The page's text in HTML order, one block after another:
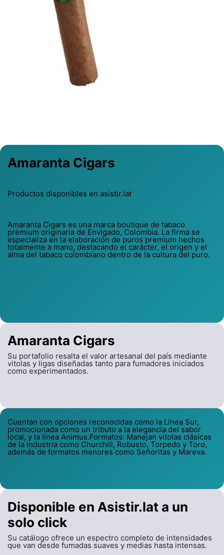
Amaranta Cigars
Su portafolio resalta el valor artesanal del país mediante
vitolas y ligas diseñadas tanto para fumadores iniciados
como experimentados.
Amaranta Cigars
Productos disponibles en asistir.lat
Amaranta Cigars es una marca boutique de tabaco
premium originaria de Envigado, Colombia. La firma se
especializa en la elaboración de puros premium hechos
totalmente a mano, destacando el carácter, el origen y el
alma del tabaco colombiano dentro de la cultura del puro.
Cuentan con opciones reconocidas como la Línea Sur,
promocionada como un tributo a la elegancia del sabor
local, y la línea Animus.Formatos: Manejan vitolas clásicas
de la industria como Churchill, Robusto, Torpedo y Toro,
además de formatos menores como Señoritas y Mareva.
Disponible en Asistir.lat a un
solo click
Su catálogo ofrece un espectro completo de intensidades
que van desde fumadas suaves y medias hasta intensas.